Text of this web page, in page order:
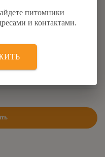
питомники
и контактами.